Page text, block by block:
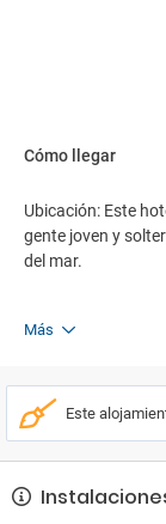
Cómo llegar
Ubicación: Este
gente joven y
del mar.
Más
Este